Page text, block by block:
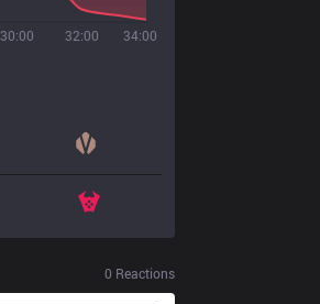
30:00 32:00 34:00
0 Reactions